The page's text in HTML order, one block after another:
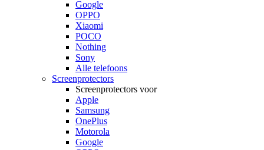
Google
OPPO
Xiaomi
POCO
Nothing
Sony
Alle telefoons
Screenprotectors
Screenprotectors voor
Apple
Samsung
OnePlus
Motorola
Google